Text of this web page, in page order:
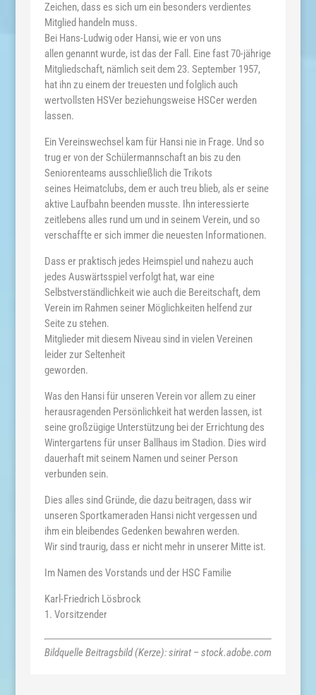
Zeichen, dass es sich um ein besonders verdientes
Mitglied handeln muss.
Bei Hans-Ludwig oder Hansi, wie er von uns
allen genannt wurde, ist das der Fall. Eine fast 70-jährige
Mitgliedschaft, nämlich seit dem 23. September 1957,
hat ihn zu einem der treuesten und folglich auch
wertvollsten HSVer beziehungsweise HSCer werden
lassen.
Ein Vereinswechsel kam für Hansi nie in Frage. Und so
trug er von der Schülermannschaft an bis zu den
Seniorenteams ausschließlich die Trikots
seines Heimatclubs, dem er auch treu blieb, als er seine
aktive Laufbahn beenden musste. Ihn interessierte
zeitlebens alles rund um und in seinem Verein, und so
verschaffte er sich immer die neuesten Informationen.
Dass er praktisch jedes Heimspiel und nahezu auch
jedes Auswärtsspiel verfolgt hat, war eine
Selbstverständlichkeit wie auch die Bereitschaft, dem
Verein im Rahmen seiner Möglichkeiten helfend zur
Seite zu stehen.
Mitglieder mit diesem Niveau sind in vielen Vereinen
leider zur Seltenheit
geworden.
Was den Hansi für unseren Verein vor allem zu einer
herausragenden Persönlichkeit hat werden lassen, ist
seine großzügige Unterstützung bei der Errichtung des
Wintergartens für unser Ballhaus im Stadion. Dies wird
dauerhaft mit seinem Namen und seiner Person
verbunden sein.
Dies alles sind Gründe, die dazu beitragen, dass wir
unseren Sportkameraden Hansi nicht vergessen und
ihm ein bleibendes Gedenken bewahren werden.
Wir sind traurig, dass er nicht mehr in unserer Mitte ist.
Im Namen des Vorstands und der HSC Familie
Karl-Friedrich Lösbrock
1.⁠ ⁠Vorsitzender
Bildquelle Beitragsbild (Kerze): sirirat – stock.adobe.com